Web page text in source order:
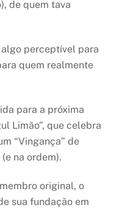
de quem tava
perceptível para
quem realmente
para a próxima
Limão”, que celebra
“Vingança” de
na ordem).
original, o
sua fundação em